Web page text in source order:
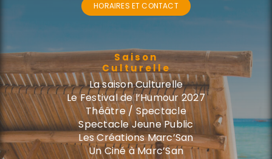
HORAIRES ET CONTACT
Saison
Culturelle
La saison Culturelle
Le Festival de l’Humour 2027
Théâtre / Spectacle
Spectacle Jeune Public
Les Créations Marc’San
Un Ciné à Marc’San